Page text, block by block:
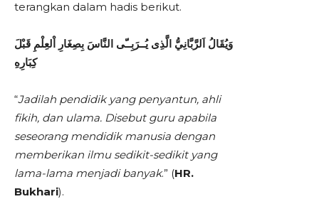
terangkan dalam hadis berikut.
وَيُقَالُ اَلرَّبَّانِيُّ الَّذِى يُــرَبِــّى النَّاسَ بِصِغَارِ اْلعِلْمِ قَبْلَ
كِبَارِهِ
“Jadilah pendidik yang penyantun, ahli
fikih, dan ulama. Disebut guru apabila
seseorang mendidik manusia dengan
memberikan ilmu sedikit-sedikit yang
lama-lama menjadi banyak.” (HR.
Bukhari).